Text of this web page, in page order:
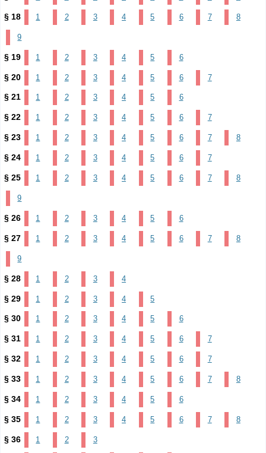
§ 18 1 2 3 4 5 6 7 8
9
§ 19 1 2 3 4 5 6
§ 20 1 2 3 4 5 6 7
§ 21 1 2 3 4 5 6
§ 22 1 2 3 4 5 6 7
§ 23 1 2 3 4 5 6 7 8
§ 24 1 2 3 4 5 6 7
§ 25 1 2 3 4 5 6 7 8
9
§ 26 1 2 3 4 5 6
§ 27 1 2 3 4 5 6 7 8
9
§ 28 1 2 3 4
§ 29 1 2 3 4 5
§ 30 1 2 3 4 5 6
§ 31 1 2 3 4 5 6 7
§ 32 1 2 3 4 5 6 7
§ 33 1 2 3 4 5 6 7 8
§ 34 1 2 3 4 5 6
§ 35 1 2 3 4 5 6 7 8
§ 36 1 2 3